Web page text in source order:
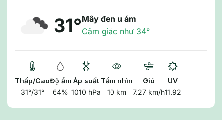
31°Mây đen u ám
Cảm giác như 34°
Thấp/Cao
31°/31°
Độ ẩm
64%
Áp suất
1010 hPa
Tầm nhìn
10 km
Gió
7.27 km/h
UV
11.92